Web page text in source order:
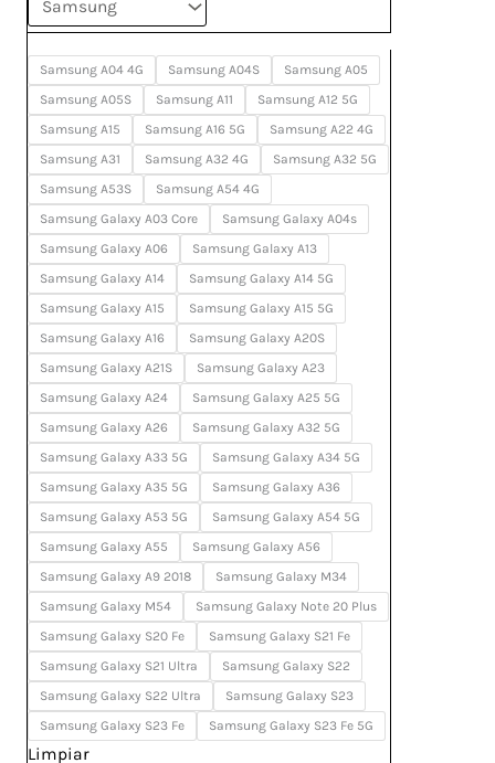
Samsung A04 4G Samsung A04S
Samsung A05
Samsung A05S
Samsung A11
Samsung A12 5G
Samsung A15
Samsung A16 5G
Samsung A22 4G
Samsung A31
Samsung A32 4G
Samsung A32 5G
Samsung A53S
Samsung A54 4G
Samsung Galaxy A03 Core
Samsung Galaxy A04s
Samsung Galaxy A06
Samsung Galaxy A13
Samsung Galaxy A14
Samsung Galaxy A14 5G
Samsung Galaxy A15
Samsung Galaxy A15 5G
Samsung Galaxy A16
Samsung Galaxy A20S
Samsung Galaxy A21S
Samsung Galaxy A23
Samsung Galaxy A24
Samsung Galaxy A25 5G
Samsung Galaxy A26
Samsung Galaxy A32 5G
Samsung Galaxy A33 5G
Samsung Galaxy A34 5G
Samsung Galaxy A35 5G
Samsung Galaxy A36
Samsung Galaxy A53 5G
Samsung Galaxy A54 5G
Samsung Galaxy A55
Samsung Galaxy A56
Samsung Galaxy A9 2018
Samsung Galaxy M34
Samsung Galaxy M54
Samsung Galaxy Note 20 Plus
Samsung Galaxy S20 Fe
Samsung Galaxy S21 Fe
Samsung Galaxy S21 Ultra
Samsung Galaxy S22
Samsung Galaxy S22 Ultra
Samsung Galaxy S23
Samsung Galaxy S23 Fe
Samsung Galaxy S23 Fe 5G
Limpiar